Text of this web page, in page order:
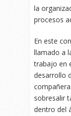
la
procesos
En este
llamado a
trabajo en
desarrollo
sobresalir
dentro del